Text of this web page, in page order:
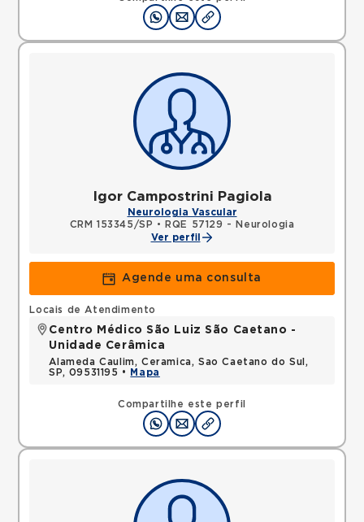
Igor Campostrini Pagiola
Neurologia Vascular
CRM 153345/SP •
RQE 57129 - Neurologia
Ver perfil
Agende uma consulta
Compartilhe este perfil
Locais de Atendimento
Centro Médico São Luiz São Caetano -
Unidade Cerâmica
Alameda Caulim, Ceramica, Sao Caetano do Sul,
SP, 09531195 •
Mapa